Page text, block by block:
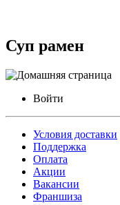
Суп рамен
Войти
Условия доставки
Поддержка
Оплата
Акции
Вакансии
Франшиза